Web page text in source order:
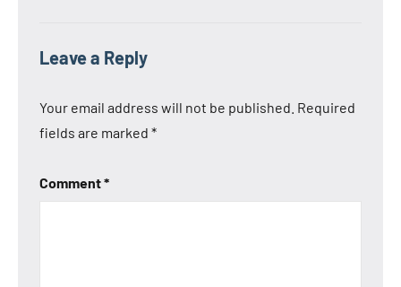
Leave a Reply
Your email address will not be published. Required
fields are marked *
Comment*